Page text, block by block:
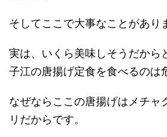
そしてここで大事なことがあり
実は、いくら美味しそうだから
子江の唐揚げ定食を食べるのは
なぜならここの唐揚げはメチャ
リだからです。